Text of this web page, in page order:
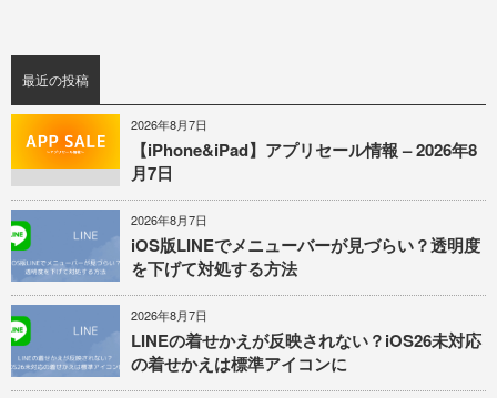
最近の投稿
2026年8月7日
【iPhone&iPad】アプリセール情報 – 2026年8
月7日
2026年8月7日
iOS版LINEでメニューバーが見づらい？透明度
を下げて対処する方法
2026年8月7日
LINEの着せかえが反映されない？iOS26未対応
の着せかえは標準アイコンに